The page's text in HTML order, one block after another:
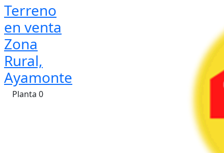
Terreno
en venta
Zona
Rural,
Ayamonte
Planta 0